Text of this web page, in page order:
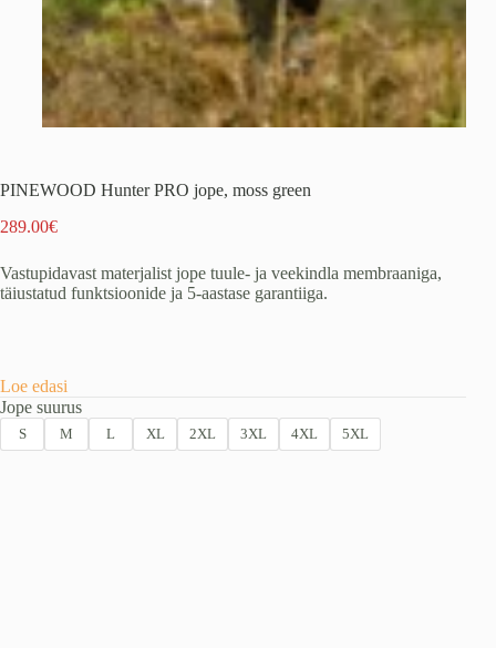
PINEWOOD Hunter PRO jope, moss green
289.00€
Vastupidavast materjalist jope tuule- ja veekindla membraaniga,
täiustatud funktsioonide ja 5-aastase garantiiga.
Loe edasi
Jope suurus
S M L XL 2XL 3XL 4XL 5XL